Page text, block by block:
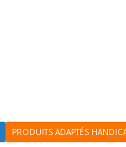
PRODUITS ADAPTÉS